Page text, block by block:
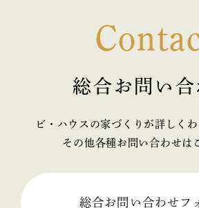
2025年02月 (2)
2025年01月 (1)
2024年11月 (1)
総合お問い合
ビ・ハウスの家づくりが詳しく
その他各種お問い合わせは
総合お問い合わせフ